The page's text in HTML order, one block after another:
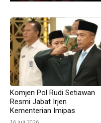
Komjen Pol Rudi Setiawan
Resmi Jabat Irjen
Kementerian Imipas